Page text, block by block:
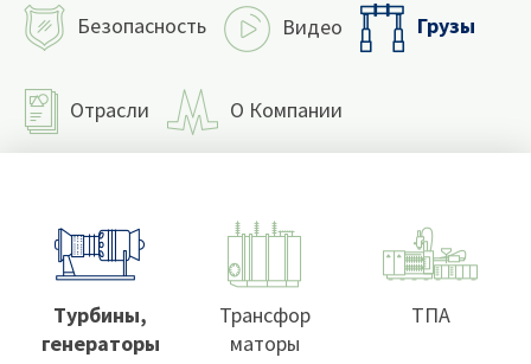
Безопасность Видео Грузы
Отрасли О Компании
Турбины,
генераторы
Трансфор
маторы
ТПА